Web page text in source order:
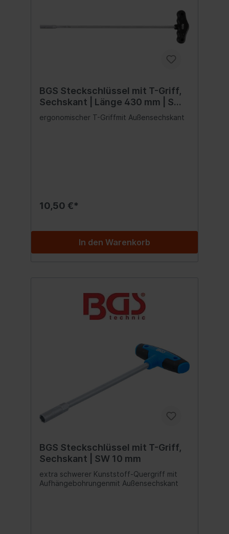
BGS Steckschlüssel mit T-Griff,
Sechskant | Länge 430 mm | SW
ergonomischer T-Griffmit Außensechskant
10,50 €*
In den Warenkorb
BGS Steckschlüssel mit T-Griff,
Sechskant | SW 10 mm
extra schwerer Kunststoff-Quergriff mit
Aufhängebohrungenmit Außensechskant